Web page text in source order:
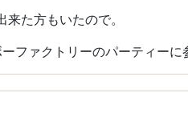
た方もいたので。
ァクトリーのパーティーに